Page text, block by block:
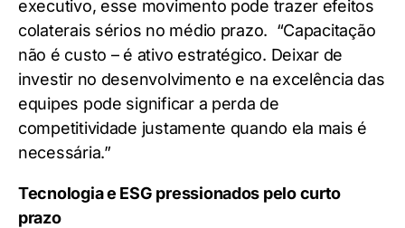
executivo, esse movimento pode trazer efeitos
colaterais sérios no médio prazo. “Capacitação
não é custo – é ativo estratégico. Deixar de
investir no desenvolvimento e na excelência das
equipes pode significar a perda de
competitividade justamente quando ela mais é
necessária.”
Tecnologia e ESG pressionados pelo curto
prazo